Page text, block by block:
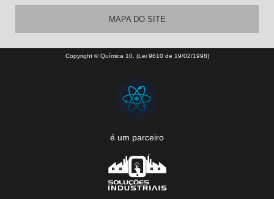
MAPA DO SITE
Copyright © Química 10. (Lei 9610 de 19/02/1998)
é um parceiro